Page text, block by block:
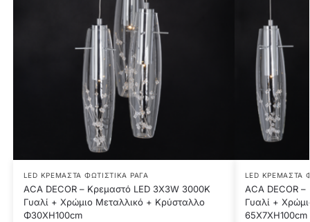
LED ΚΡΕΜΑΣΤΆ ΦΩΤΙΣΤΙΚΆ ΡΆΓΑ
ACA DECOR – Κρεμαστό LED 3X3W 3000K
Γυαλί + Χρώμιο Μεταλλικό + Κρύσταλλο
Φ30ΧΗ100cm
LED ΚΡΕΜΑΣΤΆ
ACA DECOR
Γυαλί +
65Χ7ΧΗ100cm